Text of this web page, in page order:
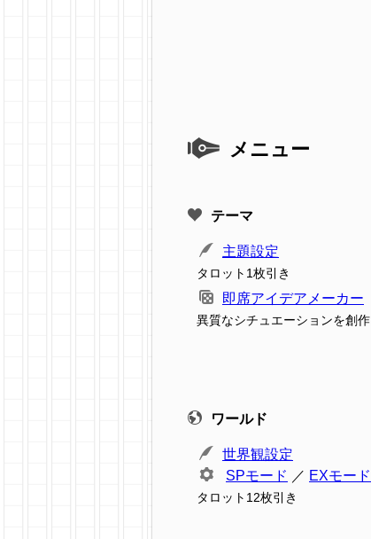
メニュー
テーマ
主題設定
タロット1枚引き
即席アイデアメーカー
異質なシチュエーションを創作
ワールド
世界観設定
SPモード ／ EXモード
タロット12枚引き